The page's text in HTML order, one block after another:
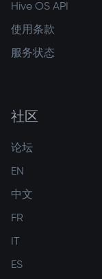
Hive OS API
使用条款
服务状态
社区
论坛
EN
中文
FR
IT
ES